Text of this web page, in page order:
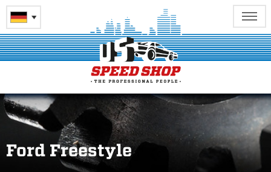
Ford Freestyle